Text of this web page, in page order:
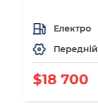
Електро
Передній
$18 700